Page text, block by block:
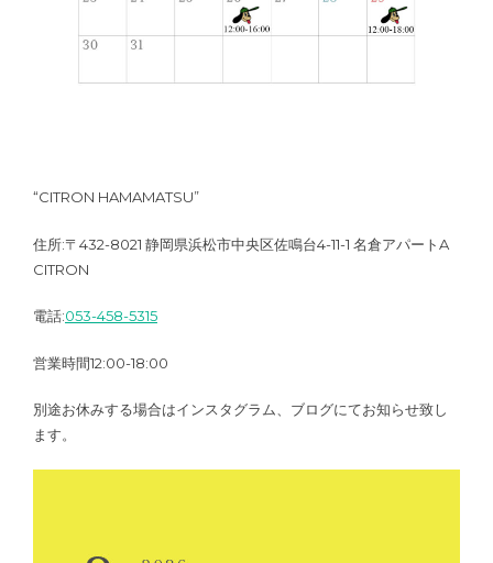
“CITRON HAMAMATSU”
住所:〒432-8021 静岡県浜松市中央区佐鳴台4-11-1 名倉アパートA
CITRON
電話:053-458-5315
営業時間12:00-18:00
別途お休みする場合はインスタグラム、ブログにてお知らせ致し
ます。